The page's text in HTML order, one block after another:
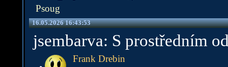
Psoug
16.05.2026 16:43:53
jsembarva: S prostředním
Frank Drebin